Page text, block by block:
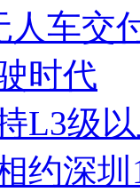
人车交
时代
L3级
约深圳